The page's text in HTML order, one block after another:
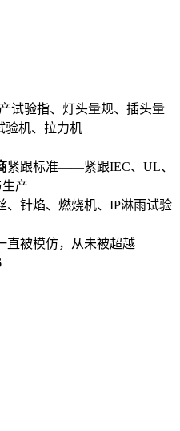
试验指、灯头量规、插头量
验机、拉力机
紧跟标准——紧跟IEC、UL、
产
针焰、燃烧机、IP淋雨试验
被模仿，从未被超越